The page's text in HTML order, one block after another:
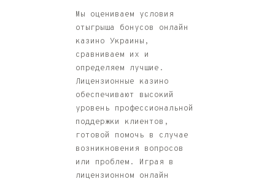
Мы оцениваем условия
отыгрыша бонусов онлайн
казино Украины,
сравниваем их и
определяем лучшие.
Лицензионные казино
обеспечивают высокий
уровень профессиональной
поддержки клиентов,
готовой помочь в случае
возникновения вопросов
или проблем. Играя в
лицензионном онлайн